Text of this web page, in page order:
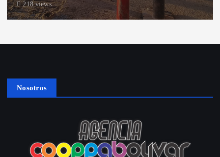
315 views
Nosotros